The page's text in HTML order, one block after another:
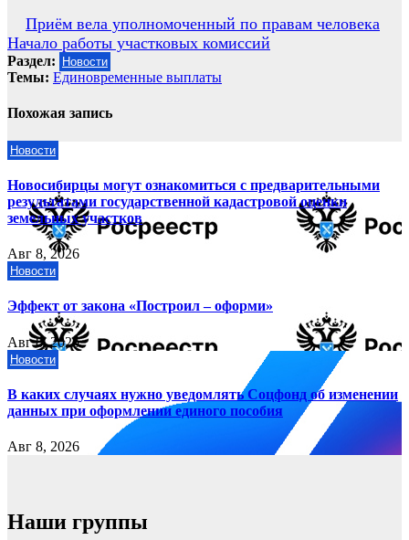
Навигация
по
записям
Приём вела уполномоченный по правам человека
Начало работы участковых комиссий
Раздел: Новости
Темы: Единовременные выплаты
Похожая запись
Новости
Новосибирцы могут ознакомиться с предварительными
результатами государственной кадастровой оценки
земельных участков
Авг 8, 2026
Новости
Эффект от закона «Построил – оформи»
Авг 8, 2026
Новости
В каких случаях нужно уведомлять Соцфонд об изменении
данных при оформлении единого пособия
Авг 8, 2026
Наши группы